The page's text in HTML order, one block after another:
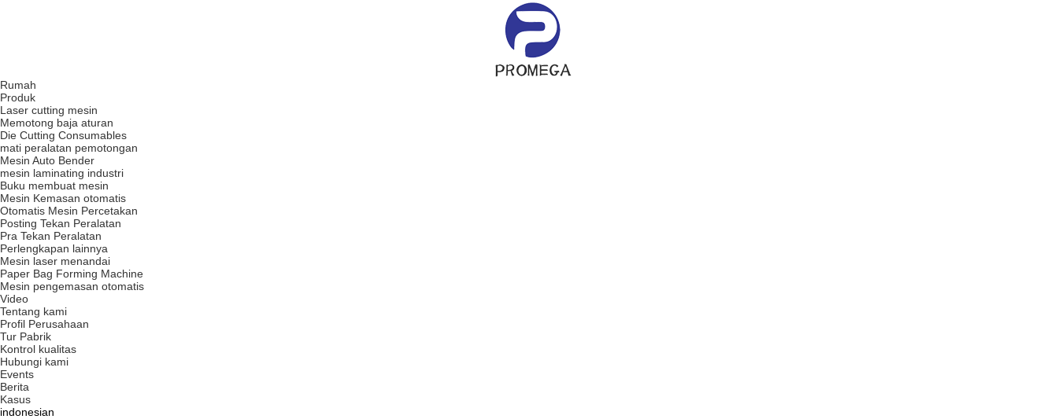
Rumah
Produk
Laser cutting mesin
Memotong baja aturan
Die Cutting Consumables
mati peralatan pemotongan
Mesin Auto Bender
mesin laminating industri
Buku membuat mesin
Mesin Kemasan otomatis
Otomatis Mesin Percetakan
Posting Tekan Peralatan
Pra Tekan Peralatan
Perlengkapan lainnya
Mesin laser menandai
Paper Bag Forming Machine
Mesin pengemasan otomatis
Video
Tentang kami
Profil Perusahaan
Tur Pabrik
Kontrol kualitas
Hubungi kami
Events
Berita
Kasus
indonesian